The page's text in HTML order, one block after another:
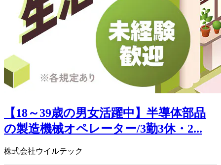
【18～39歳の男女活躍中】半導体部品
の製造機械オペレーター/3勤3休・2...
株式会社ウイルテック